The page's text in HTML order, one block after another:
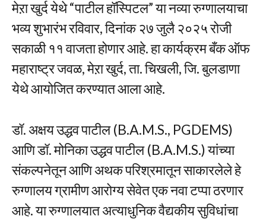
मेऱा खुर्द येथे “पाटील हॉस्पिटल” या नव्या रुग्णालयाचा
भव्य शुभारंभ रविवार, दिनांक २७ जुलै २०२५ रोजी
सकाळी ११ वाजता होणार आहे. हा कार्यक्रम बँक ऑफ
महाराष्ट्र जवळ, मेऱा खुर्द, ता. चिखली, जि. बुलडाणा
येथे आयोजित करण्यात आला आहे.
डॉ. अक्षय उद्धव पाटील (B.A.M.S., PGDEMS)
आणि डॉ. मोनिका उद्धव पाटील (B.A.M.S.) यांच्या
संकल्पनेतून आणि अथक परिश्रमातून साकारलेले हे
रुग्णालय ग्रामीण आरोग्य सेवेत एक नवा टप्पा ठरणार
आहे. या रुग्णालयात अत्याधुनिक वैद्यकीय सुविधांचा